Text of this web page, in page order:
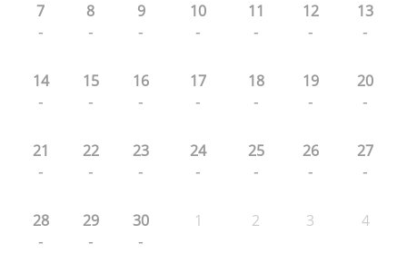
7
-
8
-
9
-
10
-
11
-
12
-
13
-
14
-
15
-
16
-
17
-
18
-
19
-
20
-
21
-
22
-
23
-
24
-
25
-
26
-
27
-
28
-
29
-
30
-
1 2 3 4